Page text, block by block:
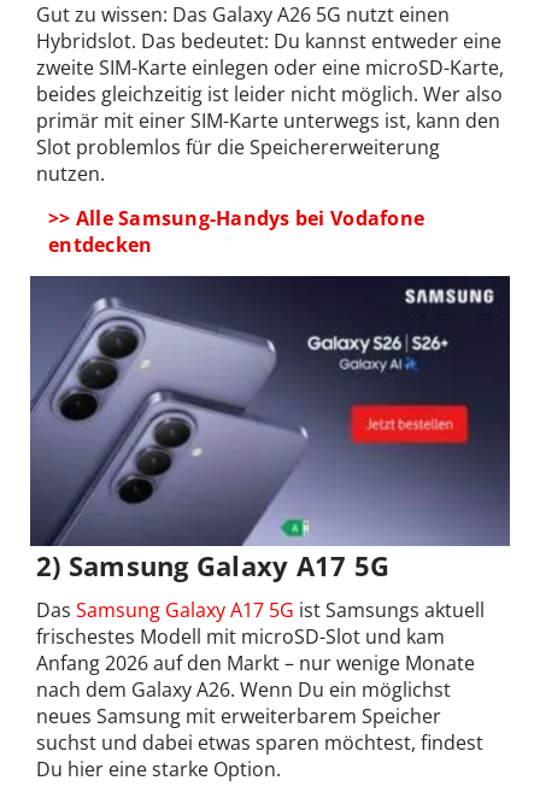
Gut zu wissen: Das Galaxy A26 5G nutzt einen
Hybridslot. Das bedeutet: Du kannst entweder eine
zweite SIM-Karte einlegen oder eine microSD-Karte,
beides gleichzeitig ist leider nicht möglich. Wer also
primär mit einer SIM-Karte unterwegs ist, kann den
Slot problemlos für die Speichererweiterung
nutzen.
>> Alle Samsung-Handys bei Vodafone
entdecken
2) Samsung Galaxy A17 5G
Das Samsung Galaxy A17 5G ist Samsungs aktuell
frischestes Modell mit microSD-Slot und kam
Anfang 2026 auf den Markt – nur wenige Monate
nach dem Galaxy A26. Wenn Du ein möglichst
neues Samsung mit erweiterbarem Speicher
suchst und dabei etwas sparen möchtest, findest
Du hier eine starke Option.